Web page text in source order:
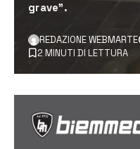
grave”.
REDAZIONE WEBMARTE
2 MINUTI DI LETTURA